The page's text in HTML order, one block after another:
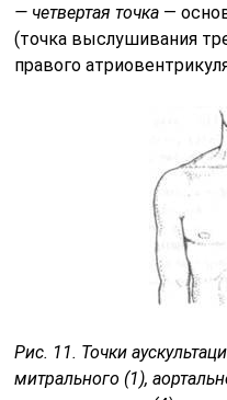
— четвертая точка —
(точка выслушивания
правого
Рис. 11. Точки
митрального (1),